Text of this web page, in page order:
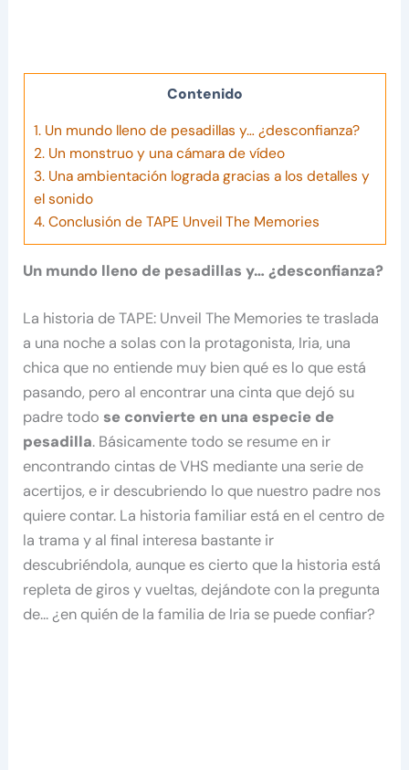
Contenido
1.Un mundo lleno de pesadillas y… ¿desconfianza?
2.Un monstruo y una cámara de vídeo
3.Una ambientación lograda gracias a los detalles y
el sonido
4.Conclusión de TAPE Unveil The Memories
Un mundo lleno de pesadillas y… ¿desconfianza?
La historia de TAPE: Unveil The Memories te traslada
a una noche a solas con la protagonista, Iria, una
chica que no entiende muy bien qué es lo que está
pasando, pero al encontrar una cinta que dejó su
padre todose convierte en una especie de
pesadilla. Básicamente todo se resume en ir
encontrando cintas de VHS mediante una serie de
acertijos, e ir descubriendo lo que nuestro padre nos
quiere contar. La historia familiar está en el centro de
la trama y al final interesa bastante ir
descubriéndola, aunque es cierto que la historia está
repleta de giros y vueltas, dejándote con la pregunta
de… ¿en quién de la familia de Iria se puede confiar?